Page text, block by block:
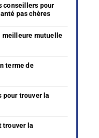
conseillers pour
pas chères
meilleure mutuelle
terme de
pour trouver la
trouver la